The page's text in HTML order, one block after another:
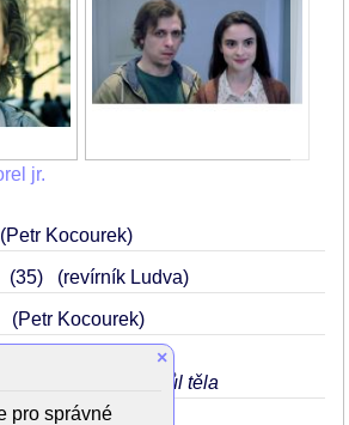
jr.
(Petr Kocourek)
35 (revírník Ludva)
(Petr Kocourek)
svlečený do půl těla
×
pro správné